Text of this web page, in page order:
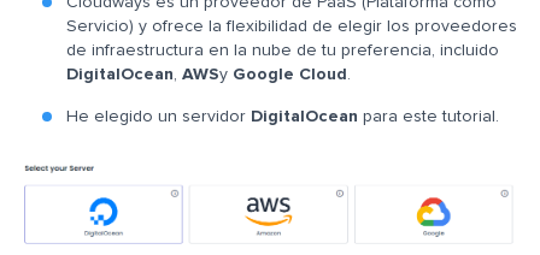
Servicio) y ofrece la flexibilidad de elegir los proveedores
de infraestructura en la nube de tu preferencia, incluido
DigitalOcean, AWSy Google Cloud .
He elegido un servidor DigitalOcean para este tutorial.